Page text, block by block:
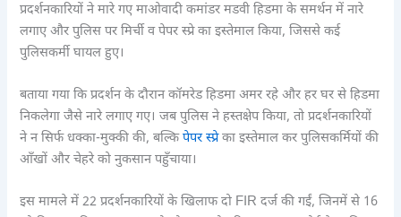
प्रदर्शनकारियों ने मारे गए माओवादी कमांडर मडवी हिडमा के समर्थन में नारे
लगाए और पुलिस पर मिर्ची व पेपर स्प्रे का इस्तेमाल किया, जिससे कई
पुलिसकर्मी घायल हुए।
बताया गया कि प्रदर्शन के दौरान कॉमरेड हिडमा अमर रहे और हर घर से हिडमा
निकलेगा जैसे नारे लगाए गए। जब पुलिस ने हस्तक्षेप किया, तो प्रदर्शनकारियों
ने न सिर्फ धक्का-मुक्की की, बल्किपेपर स्प्रेका इस्तेमाल कर पुलिसकर्मियों की
आँखों और चेहरे को नुकसान पहुँचाया।
इस मामले में 22 प्रदर्शनकारियों के खिलाफ दो FIR दर्ज की गईं, जिनमें से 16